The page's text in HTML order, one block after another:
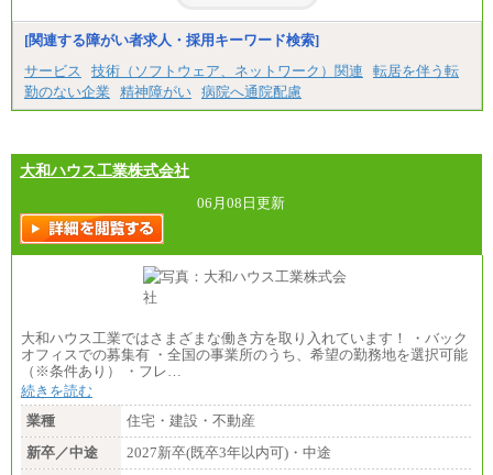
[関連する障がい者求人・採用キーワード検索]
サービス
技術（ソフトウェア、ネットワーク）関連
転居を伴う転
勤のない企業
精神障がい 病院へ通院配慮
大和ハウス工業株式会社
06月08日更新
大和ハウス工業ではさまざまな働き方を取り入れています！ ・バック
オフィスでの募集有 ・全国の事業所のうち、希望の勤務地を選択可能
（※条件あり） ・フレ…
続きを読む
業種
住宅・建設・不動産
新卒／中途
2027新卒(既卒3年以内可)・中途